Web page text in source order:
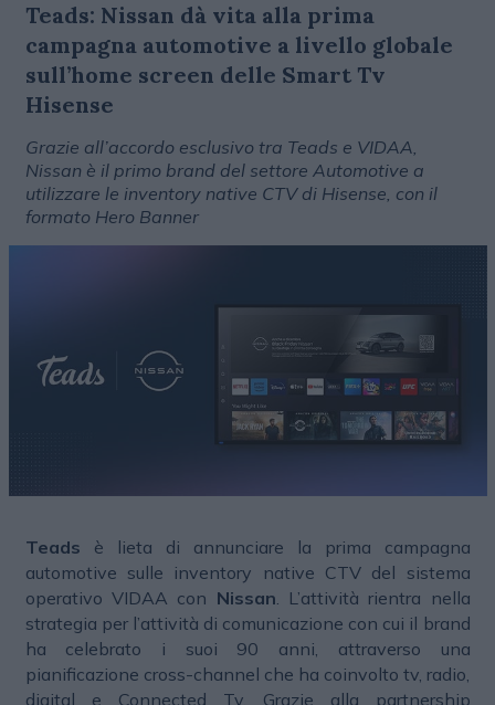
Teads: Nissan dà vita alla prima
campagna automotive a livello globale
sull’home screen delle Smart Tv
Hisense
Grazie all’accordo esclusivo tra Teads e VIDAA,
Nissan è il primo brand del settore Automotive a
utilizzare le inventory native CTV di Hisense, con il
formato Hero Banner
Teads è lieta di annunciare la prima campagna
automotive sulle inventory native CTV del sistema
operativo VIDAA con Nissan. L’attività rientra nella
strategia per l’attività di comunicazione con cui il brand
ha celebrato i suoi 90 anni, attraverso una
pianificazione cross-channel che ha coinvolto tv, radio,
digital e Connected Tv. Grazie alla partnership